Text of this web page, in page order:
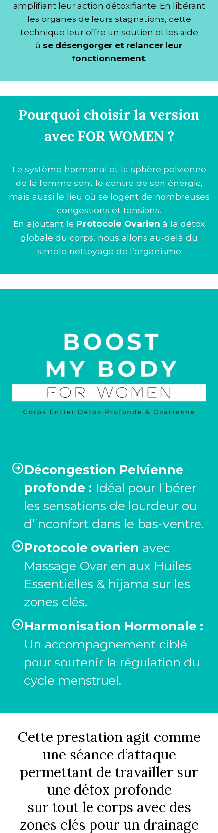
amplifiant leur action détoxifiante. En libérant
les organes de leurs stagnations, cette
technique leur offre un soutien et les aide
à se désengorger et relancer leur
fonctionnement.
Pourquoi choisir la version
avec FOR WOMEN ?
Le système hormonal et la sphère pelvienne
de la femme sont le centre de son énergie,
mais aussi le lieu où se logent de nombreuses
congestions et tensions.
En ajoutant le Protocole Ovarien à la détox
globale du corps, nous allons au-delà du
simple nettoyage de l’organisme
Décongestion Pelvienne
profonde : Idéal pour libérer
les sensations de lourdeur ou
d’inconfort dans le bas-ventre.
Protocole ovarien avec
Massage Ovarien aux Huiles
Essentielles & hijama sur les
zones clés.
Harmonisation Hormonale :
Un accompagnement ciblé
pour soutenir la régulation du
cycle menstruel.
Cette prestation agit comme
une séance d’attaque
permettant de travailler sur
une détox profonde
sur tout le corps avec des
zones clés pour un drainage